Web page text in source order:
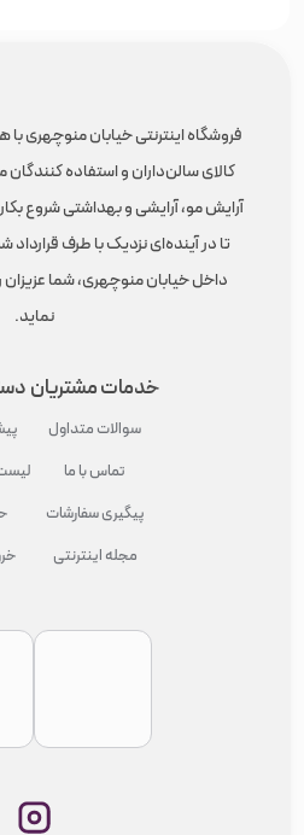
فروشگاه اینترنتی خیابان منوچهری
کالای سالن‌داران و استفاده
آرایش مو، آرایشی و بهداشتی شروع
تا در آینده‌ای نزدیک با طرف
داخل خیابان منوچهری، شما
نماید.
خدمات مشتریان
سوالات متداول
تماس با ما
پیگیری سفارشات
مجله اینترنتی